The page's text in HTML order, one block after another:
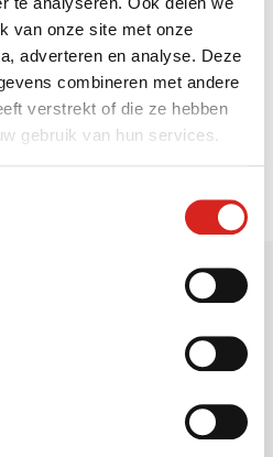
van onze site met onze
adverteren en analyse. Deze
combineren met andere
verstrekt of die ze hebben
gebruik van hun services.